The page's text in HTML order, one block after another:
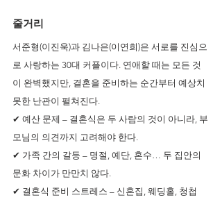
줄거리
서준형(이진욱)과 김나은(이연희)은 서로를 진심으
로 사랑하는 30대 커플이다. 연애할 때는 모든 것
이 완벽했지만, 결혼을 준비하는 순간부터 예상치
못한 난관이 펼쳐진다.
✔ 예산 문제 – 결혼식은 두 사람의 것이 아니라, 부
모님의 의견까지 고려해야 한다.
✔ 가족 간의 갈등 – 명절, 예단, 혼수… 두 집안의
문화 차이가 만만치 않다.
✔ 결혼식 준비 스트레스 – 신혼집, 웨딩홀, 청첩